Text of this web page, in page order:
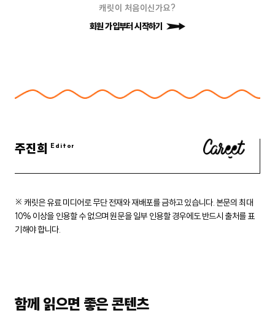
캐릿이 처음이신가요?
회원 가입부터 시작하기
주진희
※ 캐릿은 유료 미디어로 무단 전재와 재배포를 금하고 있습니다. 본문의 최대
10% 이상을 인용할 수 없으며 원문을 일부 인용할 경우에도반드시 출처를 표
기해야 합니다.
함께 읽으면 좋은 콘텐츠